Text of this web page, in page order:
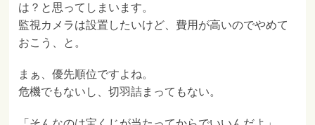
は？と思ってしまいます。
監視カメラは設置したいけど、費用が高いのでやめて
おこう、と。
まぁ、優先順位ですよね。
危機でもないし、切羽詰まってもない。